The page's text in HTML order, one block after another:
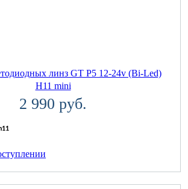
линз GT P5 12-24v (Bi-Led)
H11 mini
2 990 руб.